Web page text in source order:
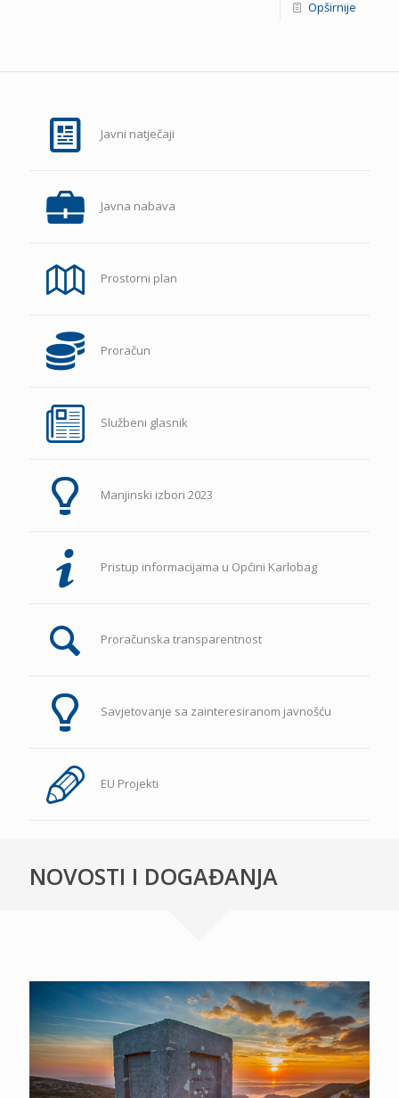
Opširnije
Javni natječaji
Javna nabava
Prostorni plan
Proračun
Službeni glasnik
Manjinski izbori 2023
Pristup informacijama u Općini Karlobag
Proračunska transparentnost
Savjetovanje sa zainteresiranom javnošću
EU Projekti
NOVOSTI I DOGAĐANJA